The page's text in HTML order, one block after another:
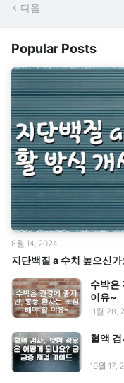
다음
Popular Posts
지단백질 a 수치 높으신
8월 14, 2024
수박은
이유~
11월 28,
혈액
10월 17,